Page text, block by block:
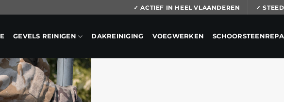
✓ ACTIEF IN HEEL VLAANDEREN ✓
GEVELS REINIGEN DAKREINIGING VOEGWERKEN